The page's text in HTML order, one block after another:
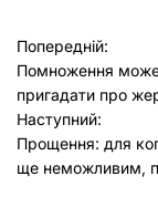
Н
а
в
і
Попередній:
Помноження може
пригадати про
Наступний:
Прощення: для
ще неможливим,